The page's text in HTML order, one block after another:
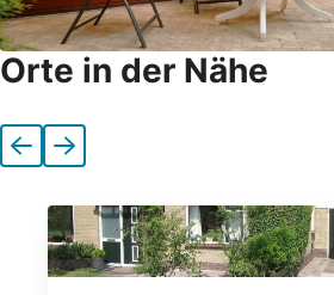
Orte in der Nähe
VorherigeNächste